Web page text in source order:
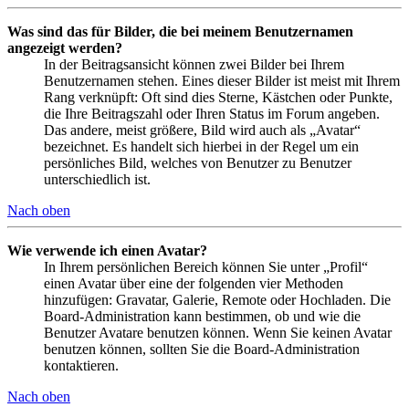
Was sind das für Bilder, die bei meinem Benutzernamen
angezeigt werden?
In der Beitragsansicht können zwei Bilder bei Ihrem
Benutzernamen stehen. Eines dieser Bilder ist meist mit Ihrem
Rang verknüpft: Oft sind dies Sterne, Kästchen oder Punkte,
die Ihre Beitragszahl oder Ihren Status im Forum angeben.
Das andere, meist größere, Bild wird auch als „Avatar“
bezeichnet. Es handelt sich hierbei in der Regel um ein
persönliches Bild, welches von Benutzer zu Benutzer
unterschiedlich ist.
Nach oben
Wie verwende ich einen Avatar?
In Ihrem persönlichen Bereich können Sie unter „Profil“
einen Avatar über eine der folgenden vier Methoden
hinzufügen: Gravatar, Galerie, Remote oder Hochladen. Die
Board-Administration kann bestimmen, ob und wie die
Benutzer Avatare benutzen können. Wenn Sie keinen Avatar
benutzen können, sollten Sie die Board-Administration
kontaktieren.
Nach oben